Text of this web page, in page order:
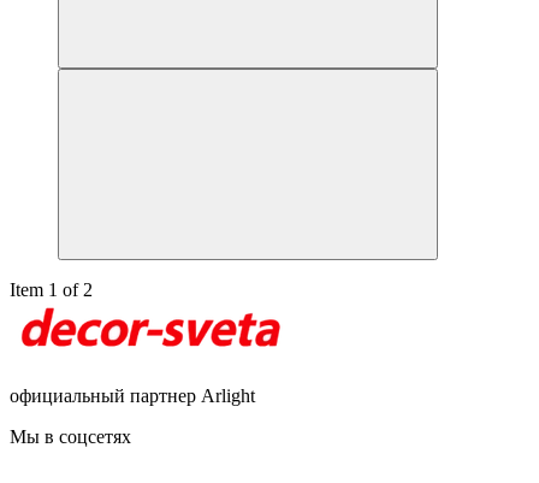
Item 1 of 2
официальный партнер Arlight
Мы в соцсетях